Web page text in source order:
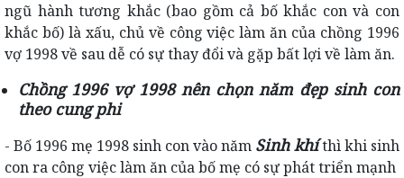
ngũ hành tương khắc (bao gồm cả bố khắc con và con
khắc bố) là xấu, chủ về công việc làm ăn của chồng 1996
vợ 1998 về sau dễ có sự thay đổi và gặp bất lợi về làm ăn.
Chồng 1996 vợ 1998 nên chọn năm đẹp sinh con
theo cung phi
- Bố 1996 mẹ 1998 sinh con vào năm Sinh khíthì khi sinh
con ra công việc làm ăn của bố mẹ có sự phát triển mạnh